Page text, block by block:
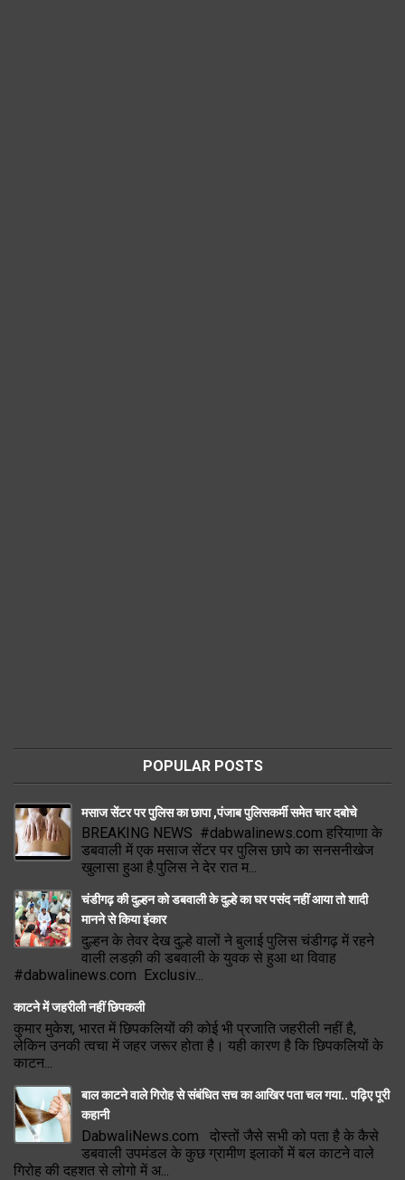
POPULAR POSTS
मसाज सेंटर पर पुलिस का छापा ,पंजाब पुलिसकर्मी समेत चार दबोचे
BREAKING NEWS #dabwalinews.com हरियाणा के
डबवाली में एक मसाज सेंटर पर पुलिस छापे का सनसनीखेज
खुलासा हुआ है.पुलिस ने देर रात म...
चंडीगढ़ की दुल्हन को डबवाली के दुल्हे का घर पसंद नहीं आया तो शादी
मानने से किया इंकार
दुल्हन के तेवर देख दुल्हे वालों ने बुलाई पुलिस चंडीगढ़ में रहने
वाली लडक़ी की डबवाली के युवक से हुआ था विवाह
#dabwalinews.com Exclusiv...
काटने में जहरीली नहीं छिपकली
कुमार मुकेश, भारत में छिपकलियों की कोई भी प्रजाति जहरीली नहीं है,
लेकिन उनकी त्वचा में जहर जरूर होता है। यही कारण है कि छिपकलियों के
काटन...
बाल काटने वाले गिरोह से संबंधित सच का आखिर पता चल गया.. पढ़िए पूरी
कहानी
DabwaliNews.com दोस्तों जैसे सभी को पता है के कैसे
डबवाली उपमंडल के कुछ ग्रामीण इलाकों में बल काटने वाले
गिरोह की दहशत से लोगो में अ...